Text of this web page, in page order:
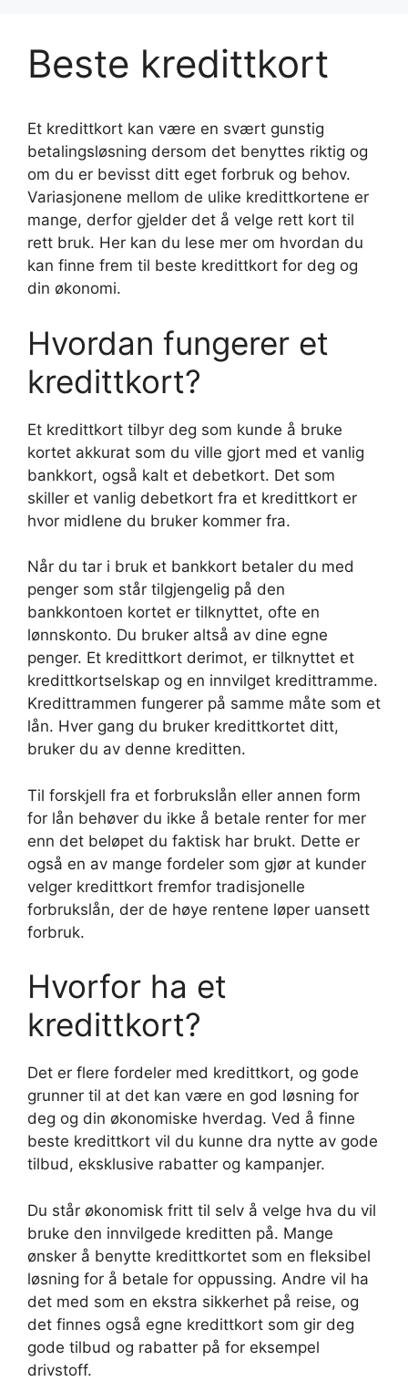
Beste kredittkort
Et kredittkort kan være en svært gunstig
betalingsløsning dersom det benyttes riktig og
om du er bevisst ditt eget forbruk og behov.
Variasjonene mellom de ulike kredittkortene er
mange, derfor gjelder det å velge rett kort til
rett bruk. Her kan du lese mer om hvordan du
kan finne frem til beste kredittkort for deg og
din økonomi.
Hvordan fungerer et
kredittkort?
Et kredittkort tilbyr deg som kunde å bruke
kortet akkurat som du ville gjort med et vanlig
bankkort, også kalt et debetkort. Det som
skiller et vanlig debetkort fra et kredittkort er
hvor midlene du bruker kommer fra.
Når du tar i bruk et bankkort betaler du med
penger som står tilgjengelig på den
bankkontoen kortet er tilknyttet, ofte en
lønnskonto. Du bruker altså av dine egne
penger. Et kredittkort derimot, er tilknyttet et
kredittkortselskap og en innvilget kredittramme.
Kredittrammen fungerer på samme måte som et
lån. Hver gang du bruker kredittkortet ditt,
bruker du av denne kreditten.
Til forskjell fra et forbrukslån eller annen form
for lån behøver du ikke å betale renter for mer
enn det beløpet du faktisk har brukt. Dette er
også en av mange fordeler som gjør at kunder
velger kredittkort fremfor tradisjonelle
forbrukslån, der de høye rentene løper uansett
forbruk.
Hvorfor ha et
kredittkort?
Det er flere fordeler med kredittkort, og gode
grunner til at det kan være en god løsning for
deg og din økonomiske hverdag. Ved å finne
beste kredittkort vil du kunne dra nytte av gode
tilbud, eksklusive rabatter og kampanjer.
Du står økonomisk fritt til selv å velge hva du vil
bruke den innvilgede kreditten på. Mange
ønsker å benytte kredittkortet som en fleksibel
løsning for å betale for oppussing. Andre vil ha
det med som en ekstra sikkerhet på reise, og
det finnes også egne kredittkort som gir deg
gode tilbud og rabatter på for eksempel
drivstoff.